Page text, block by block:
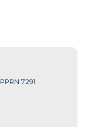
7291